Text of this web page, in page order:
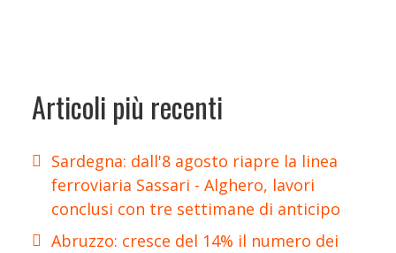
Articoli più recenti
Sardegna: dall'8 agosto riapre la linea
ferroviaria Sassari - Alghero, lavori
conclusi con tre settimane di anticipo
Abruzzo: cresce del 14% il numero dei